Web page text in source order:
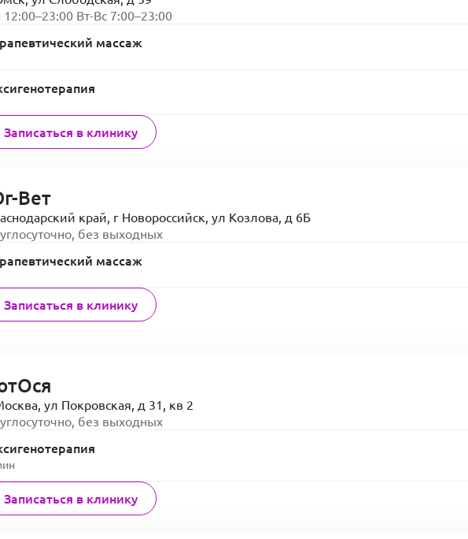
12:00–23:00 Вт-Вс 7:00–23:00
массаж
Записаться в клинику
Вет
край, г Новороссийск, ул Козлова, д 6Б
без выходных
массаж
Записаться в клинику
ул Покровская, д 31, кв 2
без выходных
Записаться в клинику